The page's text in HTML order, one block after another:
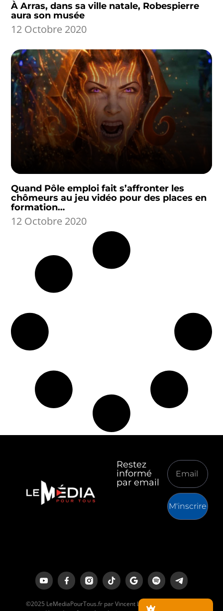
À Arras, dans sa ville natale, Robespierre
aura son musée
12 Octobre 2020
Quand Pôle emploi fait s’affronter les
chômeurs au jeu vidéo pour des places en
formation…
12 Octobre 2020
Restez
informé
par email
M'inscrire
©2025 LeMediaPourTous.fr par Vincent Lapierre est un média